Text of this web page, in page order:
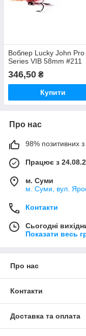
Воблер Lucky John Pro
Series VIB 58mm #211
346,50 ₴
Купити
Про нас
98% позитивних з
Працює з
м. Суми
м. Суми, вул.
Контакти
Сьогодні
Показати весь
Про нас
Контакти
Доставка та оплата